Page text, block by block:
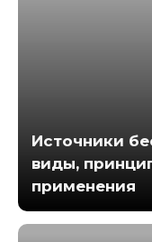
Источники
виды,
применения